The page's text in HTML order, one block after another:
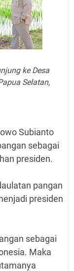
ke Desa
Selatan,
Subianto
sebagai
presiden.
pangan
presiden
sebagai
Maka